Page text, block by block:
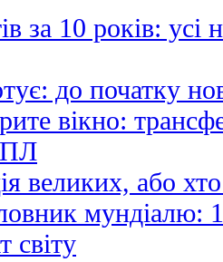
за 10 років:
до початку
вікно:
великих, або
мундіалю:
світу